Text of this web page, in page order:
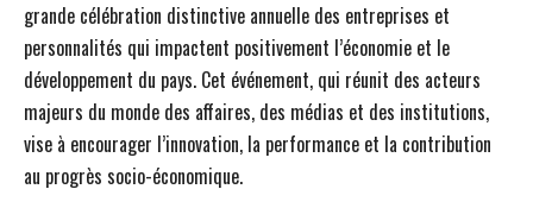
grande célébration distinctive annuelle des entreprises et
personnalités qui impactent positivement l’économie et le
développement du pays. Cet événement, qui réunit des acteurs
majeurs du monde des affaires, des médias et des institutions,
vise à encourager l’innovation, la performance et la contribution
au progrès socio-économique.